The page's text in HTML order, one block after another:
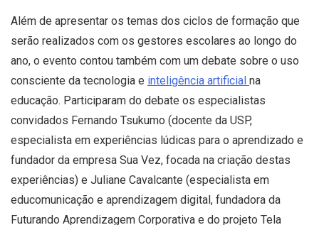
Além de apresentar os temas dos ciclos de formação que
serão realizados com os gestores escolares ao longo do
ano, o evento contou também com um debate sobre o uso
consciente da tecnologia e inteligência artificial na
educação. Participaram do debate os especialistas
convidados Fernando Tsukumo (docente da USP,
especialista em experiências lúdicas para o aprendizado e
fundador da empresa Sua Vez, focada na criação destas
experiências) e Juliane Cavalcante (especialista em
educomunicação e aprendizagem digital, fundadora da
Futurando Aprendizagem Corporativa e do projeto Tela